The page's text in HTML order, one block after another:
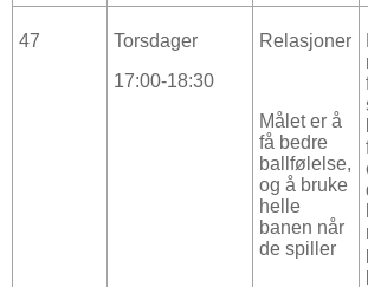
47
Torsdager
17:00-18:30
Relasjoner
Målet er å
få bedre
ballfølelse,
og å bruke
helle
banen når
de spiller